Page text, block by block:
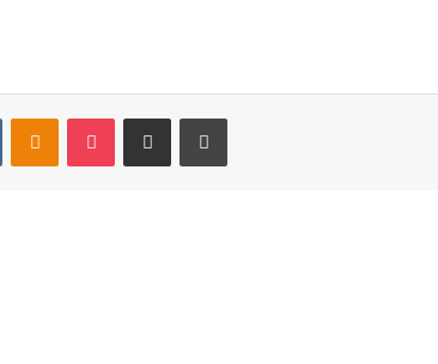
VKontakteOdnoklassniki
Pocket Share via Email Print